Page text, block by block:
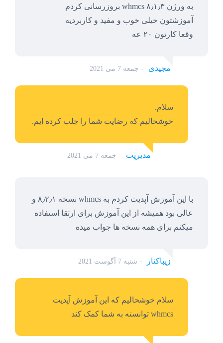
به ورژن ۸٫۱٫۳ whmcs بروزرسانی کردم
آموزشتون خیلی خوب و مفید و کاربردیه
وقعا کارتون ۲۰ عه
مجیدی جمعه 7 می 2021
سلام.
خوشحالیم که رضایت شما را جلب کرده ایم.
مدیریت جمعه 7 می 2021
با این آموزش آپدیت کردم به whmcs نسخه ۸٫۲٫۱ و
عالی بود همیشه از این آموزش برای ارتقا استفاده
میکنم برای همه نسخه ها جواب میده
زیباکنار شنبه 7 آگوست 2021
سلام خوشحالیم که این آموزش آپدیت
whmcs توانسته به شما کمک کند